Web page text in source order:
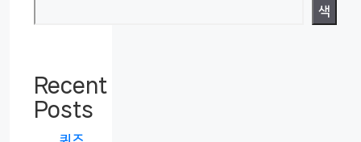
색
Recent
Posts